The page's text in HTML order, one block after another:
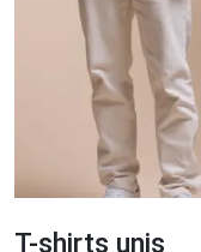
T-shirts unis